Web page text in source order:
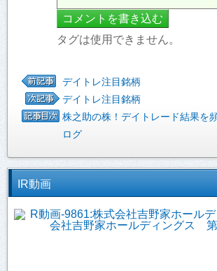
タグは使用できません。
デイトレ注目銘柄
デイトレ注目銘柄
株之助の株！デイトレード結果を
ログ
IR動画